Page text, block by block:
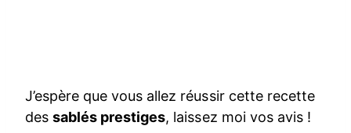
J’espère que vous allez réussir cette recette
dessablés prestiges, laissez moi vos avis !